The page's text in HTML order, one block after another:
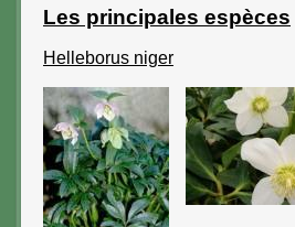
Les principales espèces
Helleborus niger